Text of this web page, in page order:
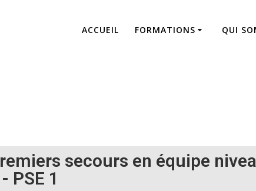
ACCUEIL FORMATIONS QUI
secours en équipe
PSE 1